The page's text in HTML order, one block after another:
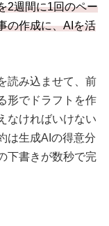
2週間に1回のペー
の作成に、AIを活
読み込ませて、前
形でドラフトを作
なければいけない
は生成AIの得意分
下書きが数秒で完